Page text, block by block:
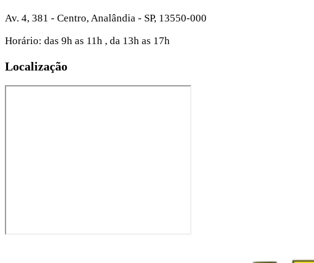
Av. 4, 381 - Centro, Analândia - SP, 13550-000
Horário: das 9h as 11h , da 13h as 17h
Localização